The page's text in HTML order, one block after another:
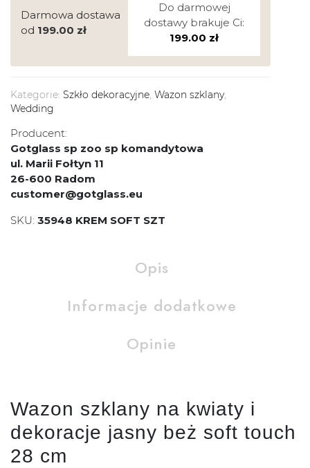
Darmowa dostawa
od 199.00 zł
Do darmowej
dostawy brakuje Ci:
199.00 zł
Kategorie: Szkło dekoracyjne, Wazon szklany,
Wedding
Producent:
Gotglass sp zoo sp komandytowa
ul. Marii Fołtyn 11
26-600 Radom
customer@gotglass.eu
SKU: 35948 KREM SOFT SZT
Opis
Informacje dodatkowe
Opinie
Wazon szklany na kwiaty i
dekoracje jasny beż soft touch
28 cm